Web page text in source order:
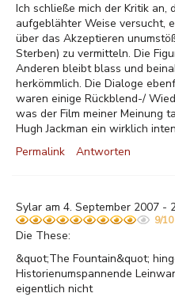
Ich schließe mich der Kritik an,
aufgeblähter Weise versucht,
über das Akzeptieren
Sterben) zu vermitteln. Die
Anderen bleibt blass und
herkömmlich. Die Dialoge
waren einige Rückblend-/
was der Film meiner Meinung
Hugh Jackman ein wirklich
Permalink
Antworten
Sylar am 4. September 2007 -
9/10
Die These:
&quot;The Fountain&quot;
Historienumspannende
eigentlich nicht